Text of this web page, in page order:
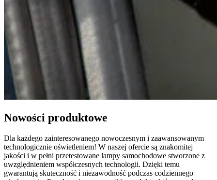
Nowości produktowe
Dla każdego zainteresowanego nowoczesnym i zaawansowanym
technologicznie oświetleniem! W naszej ofercie są znakomitej
jakości i w pełni przetestowane lampy samochodowe stworzone z
uwzględnieniem współczesnych technologii. Dzięki temu
gwarantują skuteczność i niezawodność podczas codziennego